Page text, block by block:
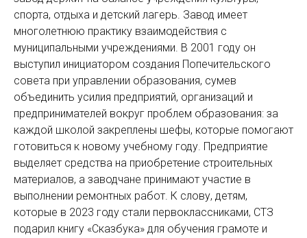
спорта, отдыха и детский лагерь. Завод имеет
многолетнюю практику взаимодействия с
муниципальными учреждениями. В 2001 году он
выступил инициатором создания Попечительского
совета при управлении образования, сумев
объединить усилия предприятий, организаций и
предпринимателей вокруг проблем образования: за
каждой школой закреплены шефы, которые помогают
готовиться к новому учебному году. Предприятие
выделяет средства на приобретение строительных
материалов, а заводчане принимают участие в
выполнении ремонтных работ. К слову, детям,
которые в 2023 году стали первоклассниками, СТЗ
подарил книгу «Сказбука» для обучения грамоте и